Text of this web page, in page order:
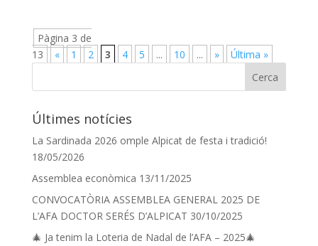
Pàgina 3 de
13
« 1 2 3 4 5 ... 10 ... » Última »
Últimes notícies
La Sardinada 2026 omple Alpicat de festa i tradició!
18/05/2026
Assemblea econòmica 13/11/2025
CONVOCATÒRIA ASSEMBLEA GENERAL 2025 DE
L’AFA DOCTOR SERÉS D’ALPICAT 30/10/2025
🎄 Ja tenim la Loteria de Nadal de l’AFA – 2025🎄